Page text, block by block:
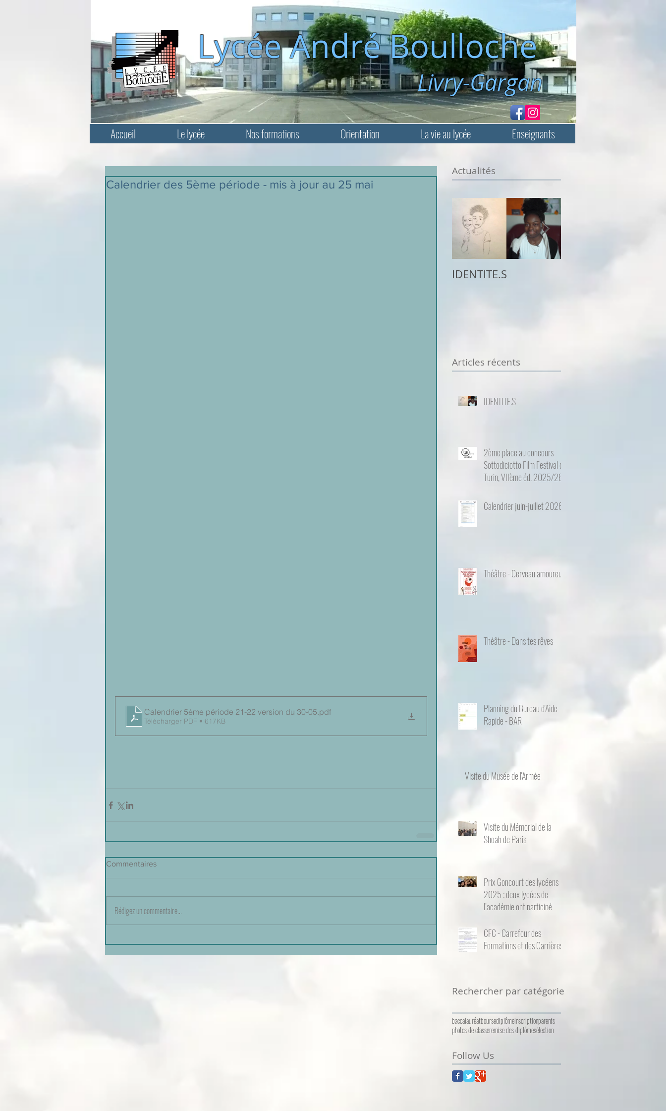
Lycée André Boulloche
Livry-Gargan
Accueil Le lycée Nos formations Orientation La vie au lycée Enseignants
Calendrier des 5ème période - mis à jour au 25 mai
Calendrier 5ème période 21-22 version du 30-05.pdf
Télécharger PDF • 617KB
Commentaires
Rédigez un commentaire...
Actualités
IDENTITE.S
Articles récents
IDENTITE.S
2ème place au concours
Sottodiciotto Film Festival de
Turin, VIIème éd. 2025/26
Calendrier juin-juillet 2026
Théâtre - Cerveau amoureux
Théâtre - Dans tes rêves
Planning du Bureau d'Aide
Rapide - BAR
Visite du Musée de l'Armée
Visite du Mémorial de la
Shoah de Paris
Prix Goncourt des lycéens
2025 : deux lycées de
l’académie ont participé
CFC - Carrefour des
Formations et des Carrières
Rechercher par catégorie
baccalauréatboursediplômeinscriptionparents
photos de classeremise des diplômesélection
Follow Us